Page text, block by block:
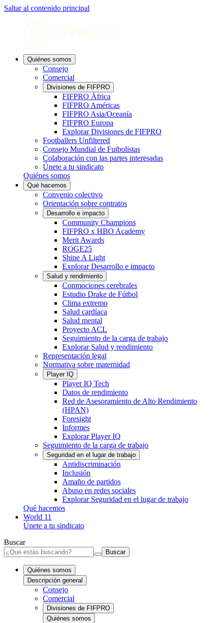
Saltar al contenido principal
Quiénes somos
Consejo
Comercial
Divisiones de FIFPRO
FIFPRO África
FIFPRO Américas
FIFPRO Asia/Oceanía
FIFPRO Europa
Explorar Divisiones de FIFPRO
Footballers Unfiltered
Consejo Mundial de Futbolistas
Colaboración con las partes interesadas
Únete a tu sindicato
Quiénes somos
Qué hacemos
Convenio colectivo
Orientación sobre contratos
Desarrollo e impacto
Community Champions
FIFPRO x HBO Academy
Merit Awards
ROGE25
Shine A Light
Explorar Desarrollo e impacto
Salud y rendimiento
Conmociones cerebrales
Estudio Drake de Fútbol
Clima extremo
Salud cardíaca
Salud mental
Proyecto ACL
Seguimiento de la carga de trabajo
Explorar Salud y rendimiento
Representación legal
Normativa sobre maternidad
Player IQ
Player IQ Tech
Datos de rendimiento
Red de Asesoramiento de Alto Rendimiento
(HPAN)
Foresight
Informes
Explorar Player IQ
Seguimiento de la carga de trabajo
Seguridad en el lugar de trabajo
Antidiscriminación
Inclusión
Amaño de partidos
Abuso en redes sociales
Explorar Seguridad en el lugar de trabajo
Qué hacemos
World 11
Únete a tu sindicato
Buscar
Buscar
Quiénes somos
Descripción general
Consejo
Comercial
Divisiones de FIFPRO
Quiénes somos